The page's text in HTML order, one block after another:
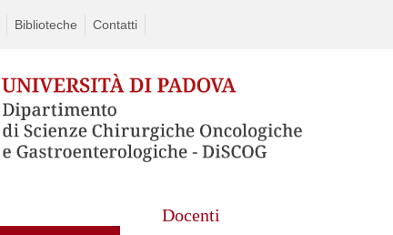
Biblioteche Contatti
to
Docenti